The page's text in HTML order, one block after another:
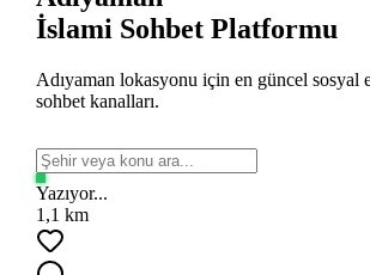
İslami Sohbet Platformu
Adıyaman lokasyonu için en güncel sosyal
sohbet kanalları.
Yazıyor...
1,1 km